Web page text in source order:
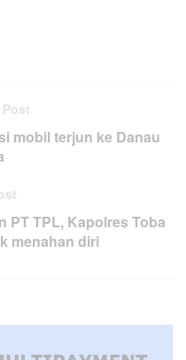
mobil terjun ke Danau
PT TPL, Kapolres Toba
menahan diri